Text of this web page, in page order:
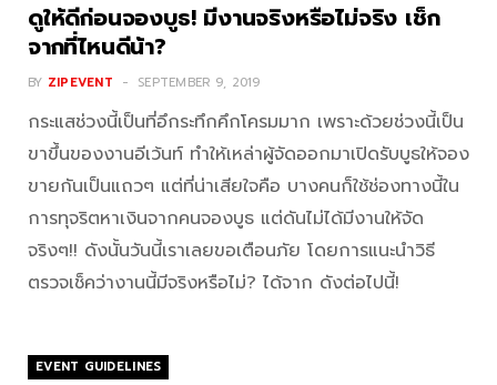
ดูให้ดีก่อนจองบูธ! มีงานจริงหรือไม่จริง เช็ก
จากที่ไหนดีน้า?
BY ZIPEVENT SEPTEMBER 9, 2019
กระแสช่วงนี้เป็นที่อึกระทึกคึกโครมมาก เพราะด้วยช่วงนี้เป็น
ขาขึ้นของงานอีเว้นท์ ทำให้เหล่าผู้จัดออกมาเปิดรับบูธให้จอง
ขายกันเป็นแถวๆ แต่ที่น่าเสียใจคือ บางคนก็ใช้ช่องทางนี้ใน
การทุจริตหาเงินจากคนจองบูธ แต่ดันไม่ได้มีงานให้จัด
จริงๆ!! ดังนั้นวันนี้เราเลยขอเตือนภัย โดยการแนะนำวิธี
ตรวจเช็คว่างานนี้มีจริงหรือไม่? ได้จาก ดังต่อไปนี้!
EVENT GUIDELINES